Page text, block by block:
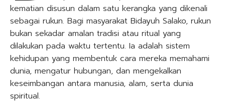
kematian disusun dalam satu kerangka yang dikenali
sebagai rukun. Bagi masyarakat Bidayuh Salako, rukun
bukan sekadar amalan tradisi atau ritual yang
dilakukan pada waktu tertentu. Ia adalah sistem
kehidupan yang membentuk cara mereka memahami
dunia, mengatur hubungan, dan mengekalkan
keseimbangan antara manusia, alam, serta dunia
spiritual.